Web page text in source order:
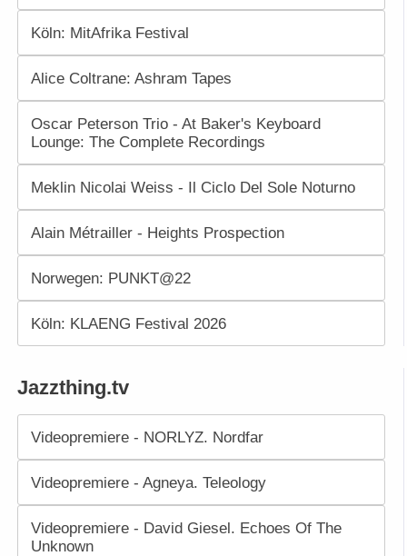
Köln: MitAfrika Festival
Alice Coltrane: Ashram Tapes
Oscar Peterson Trio - At Baker's Keyboard
Lounge: The Complete Recordings
Meklin Nicolai Weiss - Il Ciclo Del Sole Noturno
Alain Métrailler - Heights Prospection
Norwegen: PUNKT@22
Köln: KLAENG Festival 2026
Jazzthing.tv
Videopremiere - NORLYZ. Nordfar
Videopremiere - Agneya. Teleology
Videopremiere - David Giesel. Echoes Of The
Unknown